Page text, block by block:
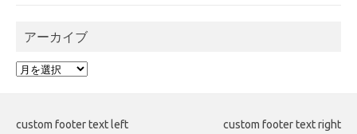
アーカイブ
ア
ブ
custom footer text left custom footer text right